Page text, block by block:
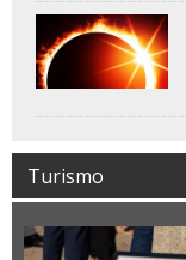
Turismo